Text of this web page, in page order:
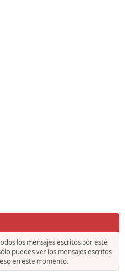
los mensajes escritos por este
puedes ver los mensajes escritos
en este momento.